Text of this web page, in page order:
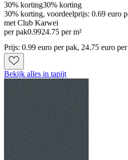
30% korting30% korting
30% korting, voordeelprijs: 0.69 euro
met Club Karwei
per pak0.9924.75 per m²
Prijs: 0.99 euro per pak, 24.75 euro
Bekijk alles in tapijt